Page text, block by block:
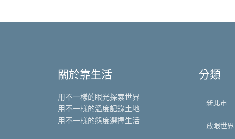
關於靠生活
用不一樣的眼光探索世界
用不一樣的溫度記錄土地
用不一樣的態度選擇生活
分類
新北市
放眼世界